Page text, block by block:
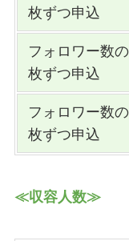
枚ずつ申込
フォロワー数
枚ずつ申込
フォロワー数
枚ずつ申込
≪収容人数≫